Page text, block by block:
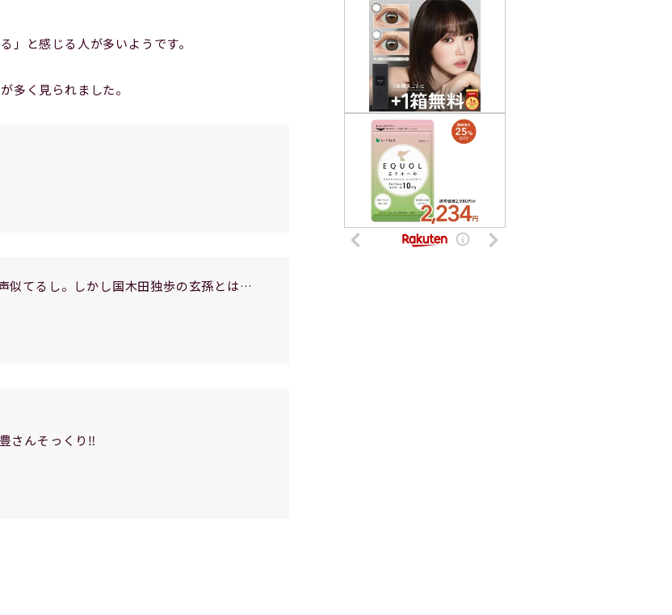
」と感じる人が多いようです。
多く見られました。
似てるし。しかし国木田独歩の玄孫とは…
さんそっくり‼️